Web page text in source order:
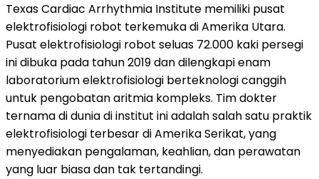
Texas Cardiac Arrhythmia Institute memiliki pusat
elektrofisiologi robot terkemuka di Amerika Utara.
Pusat elektrofisiologi robot seluas 72.000 kaki persegi
ini dibuka pada tahun 2019 dan dilengkapi enam
laboratorium elektrofisiologi berteknologi canggih
untuk pengobatan aritmia kompleks. Tim dokter
ternama di dunia di institut ini adalah salah satu praktik
elektrofisiologi terbesar di Amerika Serikat, yang
menyediakan pengalaman, keahlian, dan perawatan
yang luar biasa dan tak tertandingi.